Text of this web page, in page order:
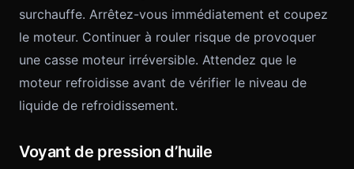
surchauffe. Arrêtez-vous immédiatement et coupez
le moteur. Continuer à rouler risque de provoquer
une casse moteur irréversible. Attendez que le
moteur refroidisse avant de vérifier le niveau de
liquide de refroidissement.
Voyant de pression d’huile